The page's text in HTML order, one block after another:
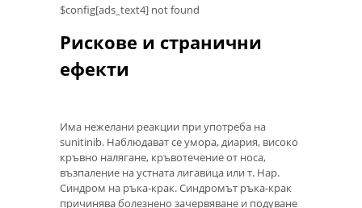
$config[ads_text4] not found
Рискове и странични
ефекти
Има нежелани реакции при употреба на
sunitinib. Наблюдават се умора, диария, високо
кръвно налягане, кръвотечение от носа,
възпаление на устната лигавица или т. Нар.
Синдром на ръка-крак. Синдромът ръка-крак
причинява болезнено зачервяване и подуване